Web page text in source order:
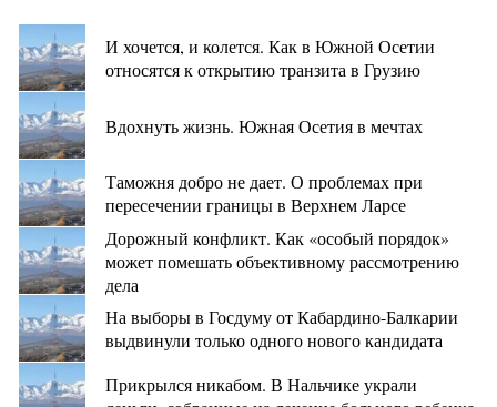
И хочется, и колется. Как в Южной Осетии
относятся к открытию транзита в Грузию
Вдохнуть жизнь. Южная Осетия в мечтах
Таможня добро не дает. О проблемах при
пересечении границы в Верхнем Ларсе
Дорожный конфликт. Как «особый порядок»
может помешать объективному рассмотрению
дела
На выборы в Госдуму от Кабардино-Балкарии
выдвинули только одного нового кандидата
Прикрылся никабом. В Нальчике украли